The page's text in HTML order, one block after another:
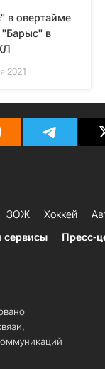
в овертайме
"Барыс" в
2021
ЗОЖ Хоккей
сервисы Пресс-